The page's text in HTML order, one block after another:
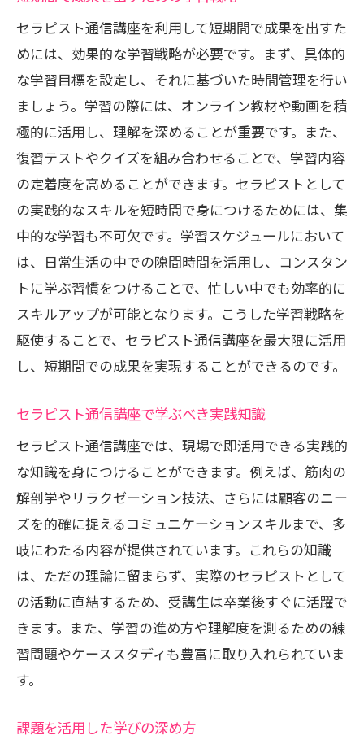
セラピスト通信講座を利用して短期間で成果を出すた
めには、効果的な学習戦略が必要です。まず、具体的
な学習目標を設定し、それに基づいた時間管理を行い
ましょう。学習の際には、オンライン教材や動画を積
極的に活用し、理解を深めることが重要です。また、
復習テストやクイズを組み合わせることで、学習内容
の定着度を高めることができます。セラピストとして
の実践的なスキルを短時間で身につけるためには、集
中的な学習も不可欠です。学習スケジュールにおいて
は、日常生活の中での隙間時間を活用し、コンスタン
トに学ぶ習慣をつけることで、忙しい中でも効率的に
スキルアップが可能となります。こうした学習戦略を
駆使することで、セラピスト通信講座を最大限に活用
し、短期間での成果を実現することができるのです。
セラピスト通信講座で学ぶべき実践知識
セラピスト通信講座では、現場で即活用できる実践的
な知識を身につけることができます。例えば、筋肉の
解剖学やリラクゼーション技法、さらには顧客のニー
ズを的確に捉えるコミュニケーションスキルまで、多
岐にわたる内容が提供されています。これらの知識
は、ただの理論に留まらず、実際のセラピストとして
の活動に直結するため、受講生は卒業後すぐに活躍で
きます。また、学習の進め方や理解度を測るための練
習問題やケーススタディも豊富に取り入れられていま
す。
課題を活用した学びの深め方